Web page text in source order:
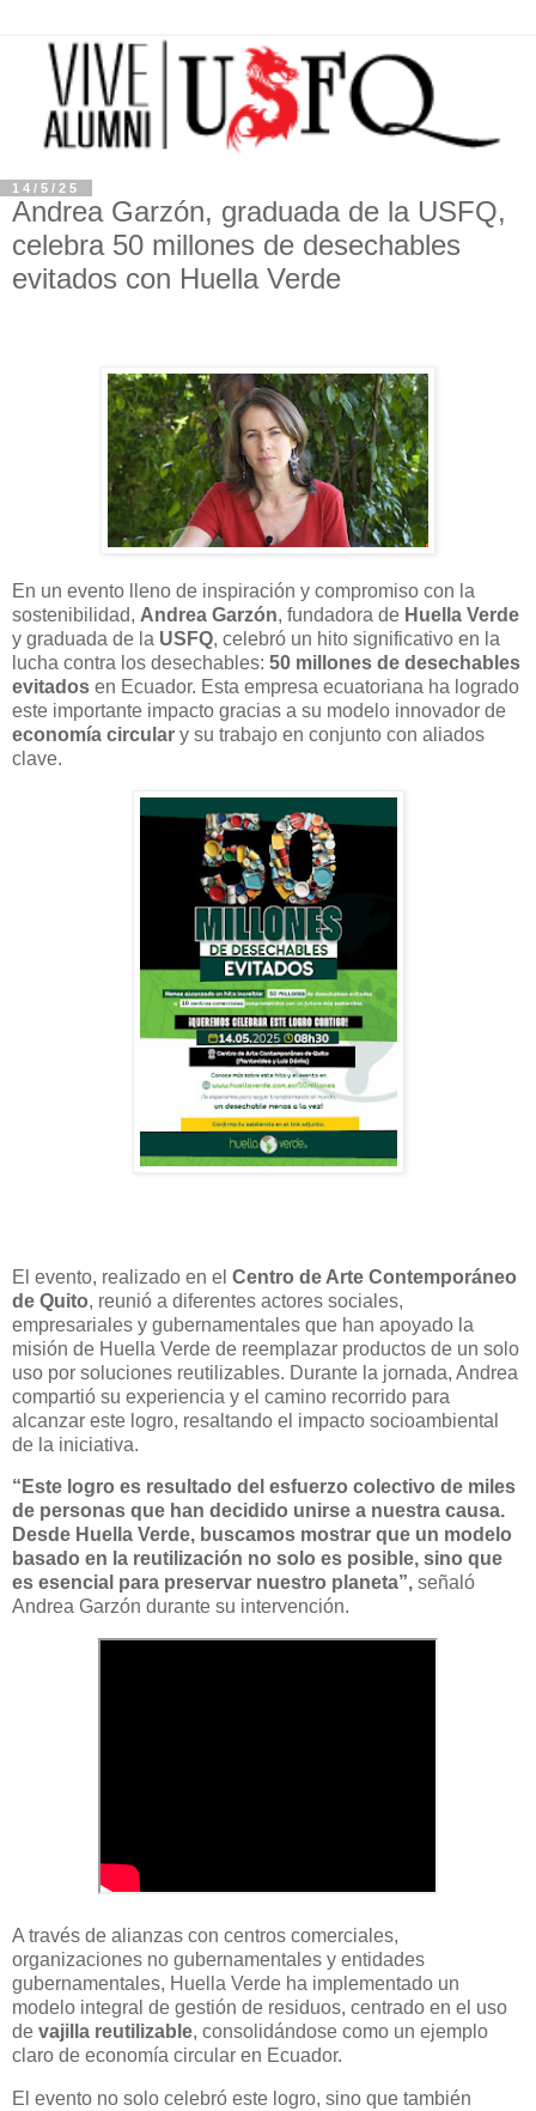
14/5/25
Andrea Garzón, graduada de la USFQ,
celebra 50 millones de desechables
evitados con Huella Verde
En un evento lleno de inspiración y compromiso con la
sostenibilidad, Andrea Garzón, fundadora de Huella Verde
y graduada de la USFQ, celebró un hito significativo en la
lucha contra los desechables: 50 millones de desechables
evitados en Ecuador. Esta empresa ecuatoriana ha logrado
este importante impacto gracias a su modelo innovador de
economía circular y su trabajo en conjunto con aliados
clave.
El evento, realizado en el Centro de Arte Contemporáneo
de Quito, reunió a diferentes actores sociales,
empresariales y gubernamentales que han apoyado la
misión de Huella Verde de reemplazar productos de un solo
uso por soluciones reutilizables. Durante la jornada, Andrea
compartió su experiencia y el camino recorrido para
alcanzar este logro, resaltando el impacto socioambiental
de la iniciativa.
“Este logro es resultado del esfuerzo colectivo de miles
de personas que han decidido unirse a nuestra causa.
Desde Huella Verde, buscamos mostrar que un modelo
basado en la reutilización no solo es posible, sino que
es esencial para preservar nuestro planeta”, señaló
Andrea Garzón durante su intervención.
A través de alianzas con centros comerciales,
organizaciones no gubernamentales y entidades
gubernamentales, Huella Verde ha implementado un
modelo integral de gestión de residuos, centrado en el uso
de vajilla reutilizable, consolidándose como un ejemplo
claro de economía circular en Ecuador.
El evento no solo celebró este logro, sino que también